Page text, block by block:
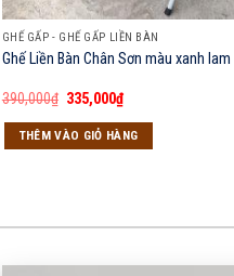
GHẾ GẤP - GHẾ GẤP LIỀN BÀN
Ghế Liền Bàn Chân Sơn màu xanh lam
390,000₫ Giá
là:
390,000₫.
335,000₫Giá
hiện
tại
là:
THÊM VÀO GIỎ HÀNG